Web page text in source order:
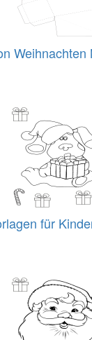
Weihnachten
für